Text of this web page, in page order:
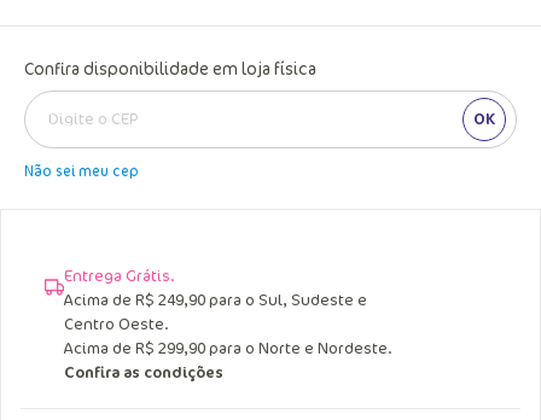
Confira disponibilidade em loja física
OK
Não sei meu cep
Entrega Grátis.
Acima de R$ 249,90 para o Sul, Sudeste e
Centro Oeste.
Acima de R$ 299,90 para o Norte e Nordeste.
Confira as condições